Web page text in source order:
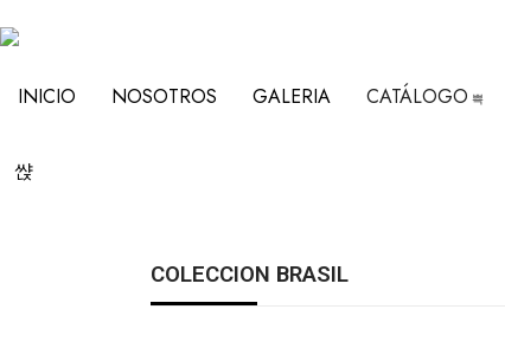
INICIO NOSOTROS GALERIA CATÁLOGO
COLECCION BRASIL